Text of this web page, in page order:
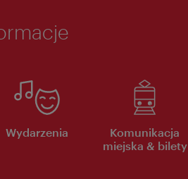
Wydarzenia
Komunikacja
miejska & bilety